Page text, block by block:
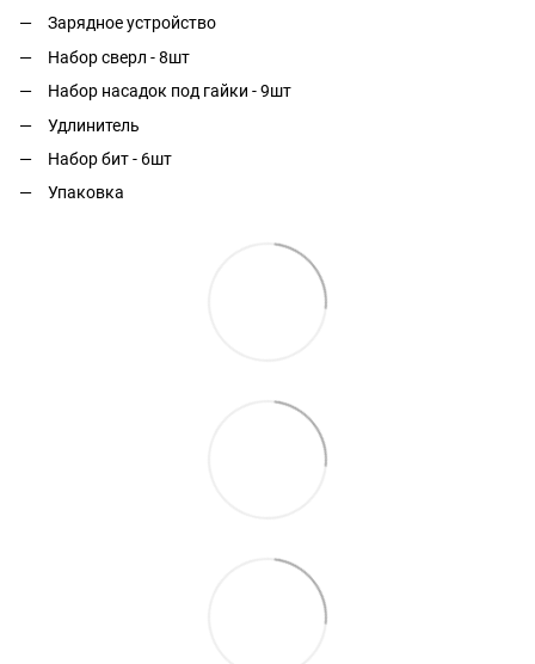
Зарядное устройство
Набор сверл - 8шт
Набор насадок под гайки - 9шт
Удлинитель
Набор бит - 6шт
Упаковка